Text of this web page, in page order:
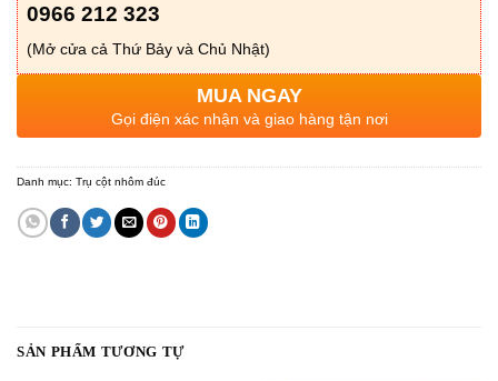
0966 212 323
(Mở cửa cả Thứ Bảy và Chủ Nhật)
MUA NGAY
Gọi điện xác nhận và giao hàng tận nơi
Danh mục: Trụ cột nhôm đúc
SẢN PHẨM TƯƠNG TỰ